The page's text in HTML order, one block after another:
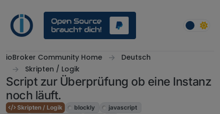
ioBroker Community Home
Deutsch
Skripten / Logik
Script zur Überprüfung ob eine Instanz
noch läuft.
Skripten / Logik blockly
javascript